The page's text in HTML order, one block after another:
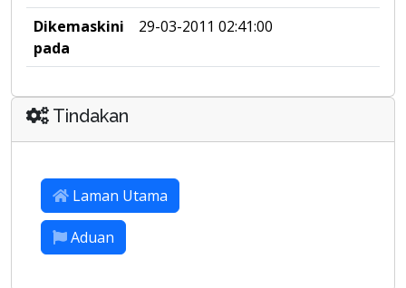
Dikemaskini
pada
29-03-2011 02:41:00
Tindakan
Laman Utama
Aduan